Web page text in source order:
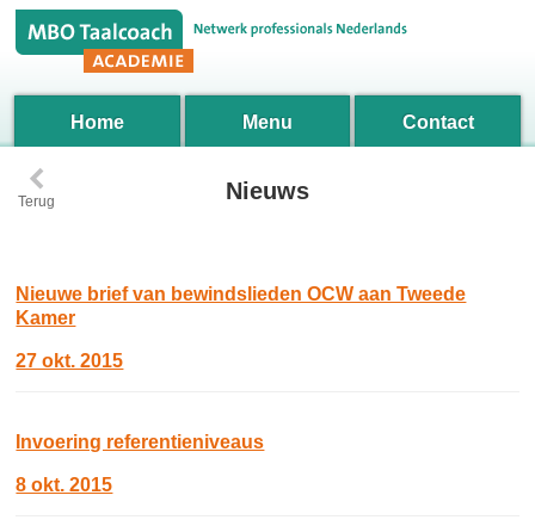
Home Menu Contact
‹
Terug Nieuws
Nieuwe brief van bewindslieden OCW aan Tweede
Kamer
27 okt. 2015
Invoering referentieniveaus
8 okt. 2015